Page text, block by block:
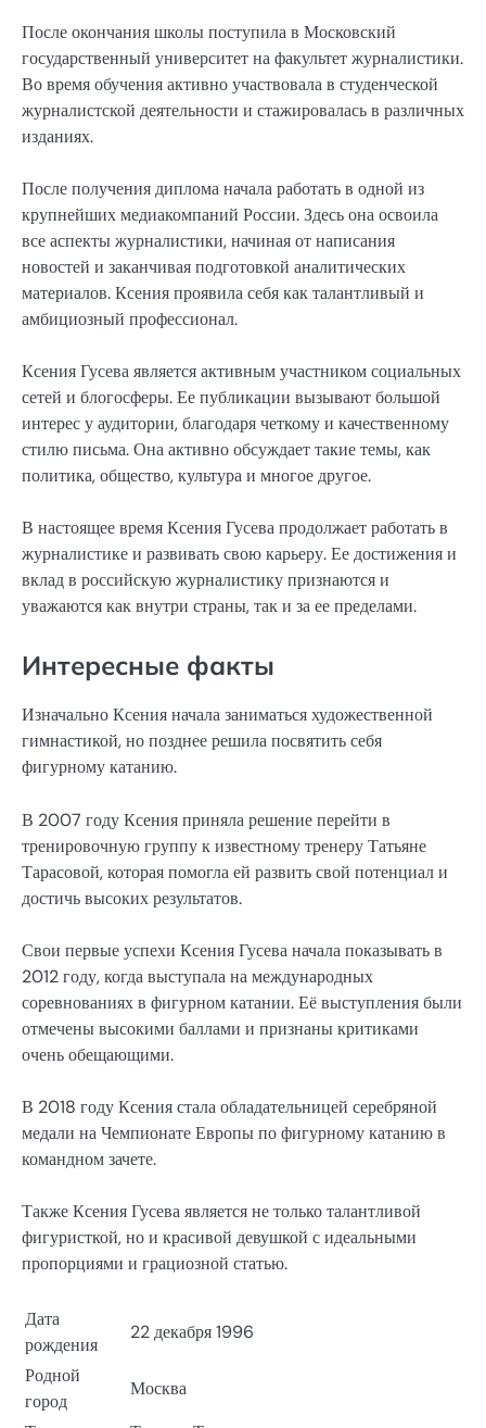
После окончания школы поступила в Московский
государственный университет на факультет журналистики.
Во время обучения активно участвовала в студенческой
журналистской деятельности и стажировалась в различных
изданиях.
После получения диплома начала работать в одной из
крупнейших медиакомпаний России. Здесь она освоила
все аспекты журналистики, начиная от написания
новостей и заканчивая подготовкой аналитических
материалов. Ксения проявила себя как талантливый и
амбициозный профессионал.
Ксения Гусева является активным участником социальных
сетей и блогосферы. Ее публикации вызывают большой
интерес у аудитории, благодаря четкому и качественному
стилю письма. Она активно обсуждает такие темы, как
политика, общество, культура и многое другое.
В настоящее время Ксения Гусева продолжает работать в
журналистике и развивать свою карьеру. Ее достижения и
вклад в российскую журналистику признаются и
уважаются как внутри страны, так и за ее пределами.
Интересные факты
Изначально Ксения начала заниматься художественной
гимнастикой, но позднее решила посвятить себя
фигурному катанию.
В 2007 году Ксения приняла решение перейти в
тренировочную группу к известному тренеру Татьяне
Тарасовой, которая помогла ей развить свой потенциал и
достичь высоких результатов.
Свои первые успехи Ксения Гусева начала показывать в
2012 году, когда выступала на международных
соревнованиях в фигурном катании. Её выступления были
отмечены высокими баллами и признаны критиками
очень обещающими.
В 2018 году Ксения стала обладательницей серебряной
медали на Чемпионате Европы по фигурному катанию в
командном зачете.
Также Ксения Гусева является не только талантливой
фигуристкой, но и красивой девушкой с идеальными
пропорциями и грациозной статью.
Дата
рождения
22 декабря 1996
Родной
город
Москва